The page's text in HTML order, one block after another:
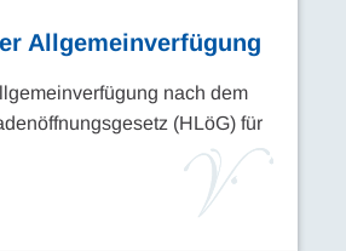
Allgemeinverfügung
nach dem
(HLöG) für